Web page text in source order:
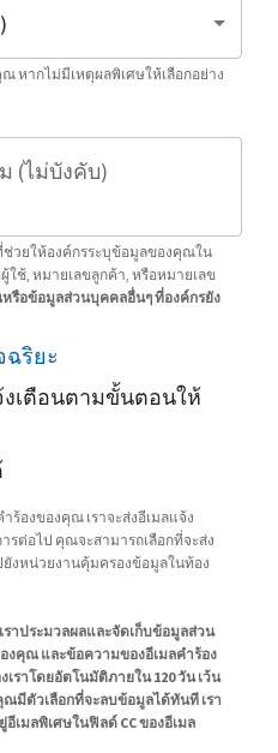
หากไม่มีเหตุผลพิเศษให้เลือกอย่าง
(ไม่บังคับ)
วยให้องค์กรระบุข้อมูลของคุณใน
ใช้, หมายเลขลูกค้า, หรือหมายเลข
รือข้อมูลส่วนบุคคลอื่นๆ ที่องค์กรยัง
ฉริยะ
งเตือนตามขั้นตอนให้
ร้องของคุณ เราจะส่งอีเมลแจ้ง
รต่อไป คุณจะสามารถเลือกที่จะส่ง
ยังหน่วยงานคุ้มครองข้อมูลในท้อง
าประมวลผลและจัดเก็บข้อมูลส่วน
คุณ และข้อความของอีเมลคำร้อง
ราโดยอัตโนมัติภายใน 120 วัน เว้น
มีตัวเลือกที่จะลบข้อมูลได้ทันที เรา
เมลพิเศษในฟิลด์ CC ของอีเมล